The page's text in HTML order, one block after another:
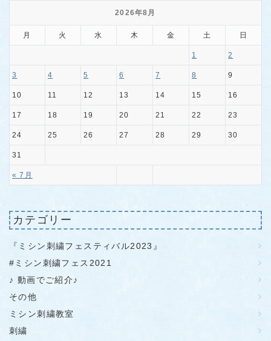
2026年8月
月 火 水 木 金 土 日
« 7月
1 2
3 4 5 6 7 8 9
10 11 12 13 14 15 16
17 18 19 20 21 22 23
24 25 26 27 28 29 30
31
カテゴリー
『ミシン刺繍フェスティバル2023』
#ミシン刺繍フェス2021
♪ 動画でご紹介♪
その他
ミシン刺繍教室
刺繍